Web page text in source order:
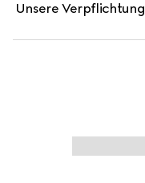
Unsere Verpflichtung